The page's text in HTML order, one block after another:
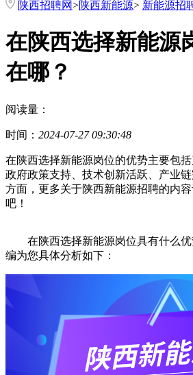
陕西招聘网>陕西新能源> 新能源招
在陕西选择新能源
在哪？
阅读量：
时间： 2024-07-27 09:30:48
在陕西选择新能源岗位的优势主要包括
政府政策支持、技术创新活跃、产业
方面，更多关于陕西新能源招聘的内
吧！
在陕西选择新能源岗位具有什么优
编为您具体分析如下：